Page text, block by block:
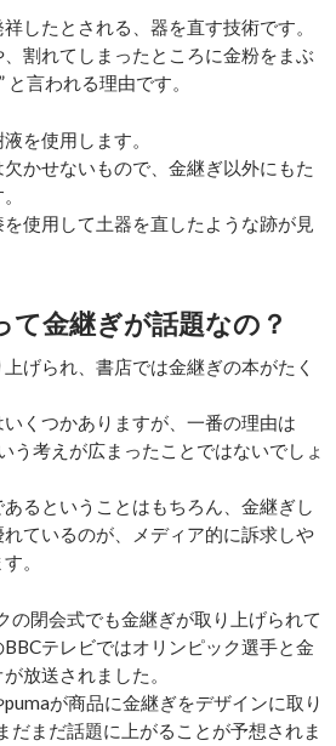
したとされる、器を直す技術です。
割れてしまったところに金粉をまぶ
と言われる理由です。
を使用します。
かせないもので、金継ぎ以外にもた
使用して土器を直したような跡が見
て金継ぎが話題なの？
げられ、書店では金継ぎの本がたく
くつかありますが、一番の理由は
う考えが広まったことではないでしょ
るということはもちろん、金継ぎし
ているのが、メディア的に訴求しや
。
の閉会式でも金継ぎが取り上げられて
テレビではオリンピック選手と金
放送されました。
が商品に金継ぎをデザインに取り
だまだ話題に上がることが予想されま